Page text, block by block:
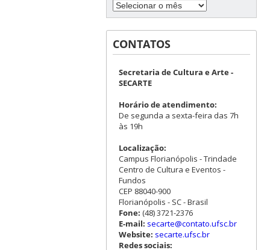
CONTATOS
Secretaria de Cultura e Arte -
SECARTE
Horário de atendimento:
De segunda a sexta-feira das 7h
às 19h
Localização:
Campus Florianópolis - Trindade
Centro de Cultura e Eventos -
Fundos
CEP 88040-900
Florianópolis - SC - Brasil
Fone: (48) 3721-2376
E-mail: secarte@contato.ufsc.br
Website: secarte.ufsc.br
Redes sociais: